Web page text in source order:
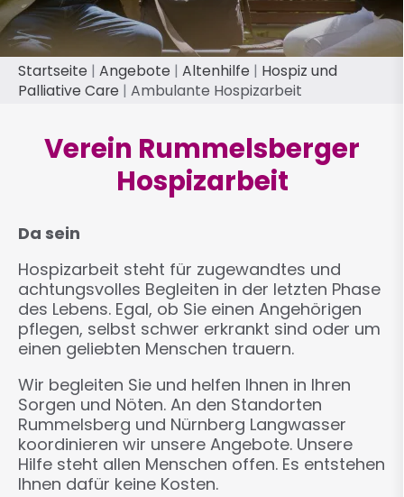
Pfadnavigation
Startseite Angebote Altenhilfe
Hospiz und
Palliative Care
Ambulante Hospizarbeit
Verein Rummelsberger
Hospizarbeit
Da sein
Hospizarbeit steht für zugewandtes und
achtungsvolles Begleiten in der letzten Phase
des Lebens. Egal, ob Sie einen Angehörigen
pflegen, selbst schwer erkrankt sind oder um
einen geliebten Menschen trauern.
Wir begleiten Sie und helfen Ihnen in Ihren
Sorgen und Nöten. An den Standorten
Rummelsberg und Nürnberg Langwasser
koordinieren wir unsere Angebote. Unsere
Hilfe steht allen Menschen offen. Es entstehen
Ihnen dafür keine Kosten.